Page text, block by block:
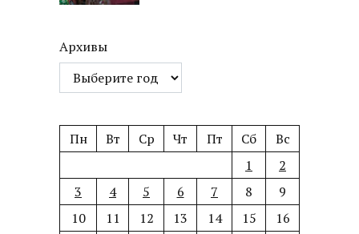
Архивы
Пн Вт Ср Чт Пт Сб
Вс
1
2
3
4 5 6 7 8
9
10
11 12 13 14 15
16